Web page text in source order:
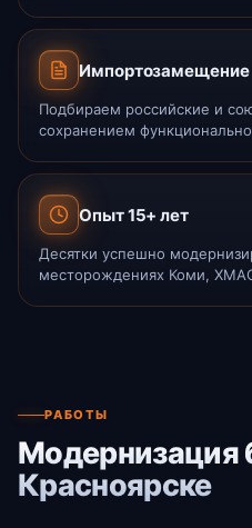
Импортозамещение
Подбираем российские и
сохранением
Опыт 15+ лет
Десятки успешно
месторождениях Коми,
РАБОТЫ
Модернизация
Красноярске